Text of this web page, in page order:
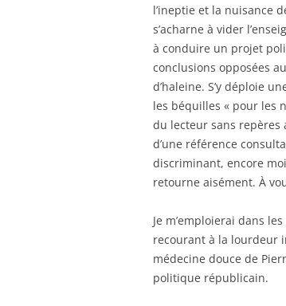
l’ineptie et la nuisance
s’acharne à vider
à conduire un projet
conclusions opposées
d’haleine. S’y déploie
les béquilles « pour les
du lecteur sans repères
d’une référence
discriminant, encore
retourne aisément. À
Je m’emploierai dans
recourant à la lourdeur
médecine douce de
politique républicain.